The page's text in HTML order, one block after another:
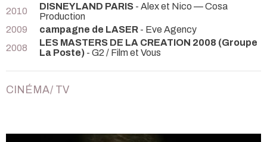
2010
DISNEYLAND PARIS - Alex et Nico — Cosa
Production
2009
campagne de LASER - Eve Agency
2008
LES MASTERS DE LA CREATION 2008 (Groupe
La Poste) - G2 / Film et Vous
CINÉMA/ TV